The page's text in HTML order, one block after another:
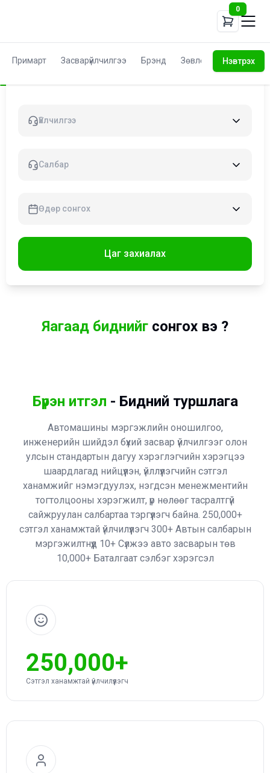
0
Примарт Засварүйлчилгээ Брэнд Зөвлөгөө Нэвтрэх
Үйлчилгээ
Caлбар
Өдөр сонгох
Цаг захиалах
Яагаад биднийг сонгох вэ ?
орсон түүх, мэдээлэл Prius Center
аппликейшнд байршина.
Бүрэн итгэл - Бидний туршлага
Автомашины мэргэжлийн оношилгоо,
инженерийн шийдэл бүхий засвар үйлчилгээг олон
улсын стандартын дагуу хэрэглэгчийн хэрэгцээ
шаардлагад нийцүүлэн, үйллүүлэгчийн сэтгэл
ханамжийг нэмэгдуулэх, нэгдсэн менежментийн
тогтолцооны хэрэгжилт, үр нөлөөг тасралтгүй
сайжруулан салбартаа тэргүүлэгч байна. 250,000+
сэтгэл ханамжтай үйлчилүүлэгч 300+ Автын салбаpын
мэргэжилтнүүд 10+ Сүлжээ авто засварын төв
10,000+ Баталгаат сэлбэг хэpэгсэл
250,000+
Cэтгэл ханамжтай үйлчилүүлэгч